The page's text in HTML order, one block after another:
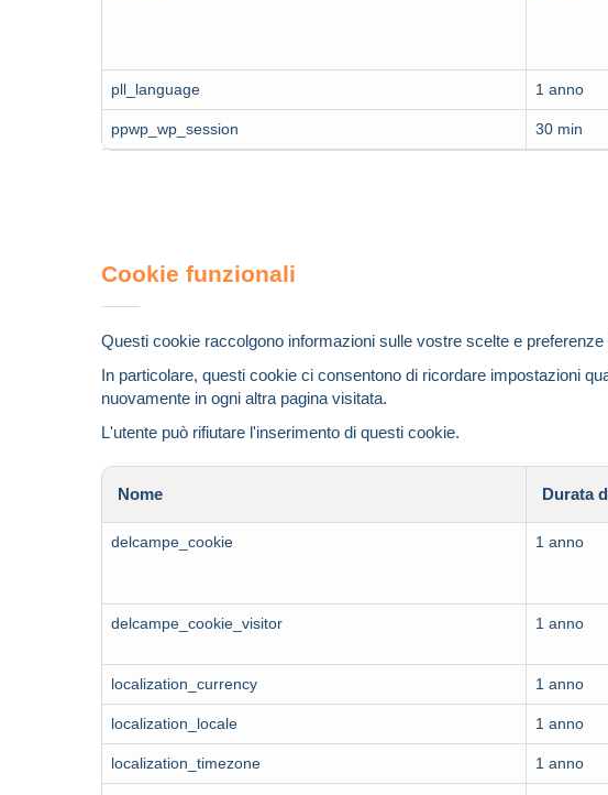
pll_language 1 anno
ppwp_wp_session 30 min
Cookie funzionali
Questi cookie raccolgono informazioni sulle vostre scelte e
In particolare, questi cookie ci consentono di ricordare impostazioni
nuovamente in ogni altra pagina visitata.
L'utente può rifiutare l'inserimento di questi cookie.
Nome Durata
delcampe_cookie 1 anno
delcampe_cookie_visitor 1 anno
localization_currency 1 anno
localization_locale 1 anno
localization_timezone 1 anno